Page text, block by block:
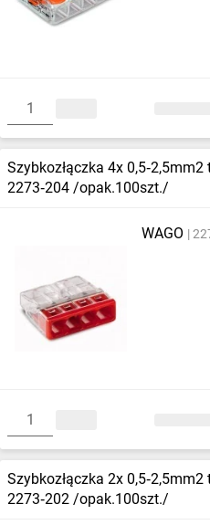
Szybkozłączka 4x
2273‑204 /opak.100szt./
WAGO
Szybkozłączka 2x
2273‑202 /opak.100szt./